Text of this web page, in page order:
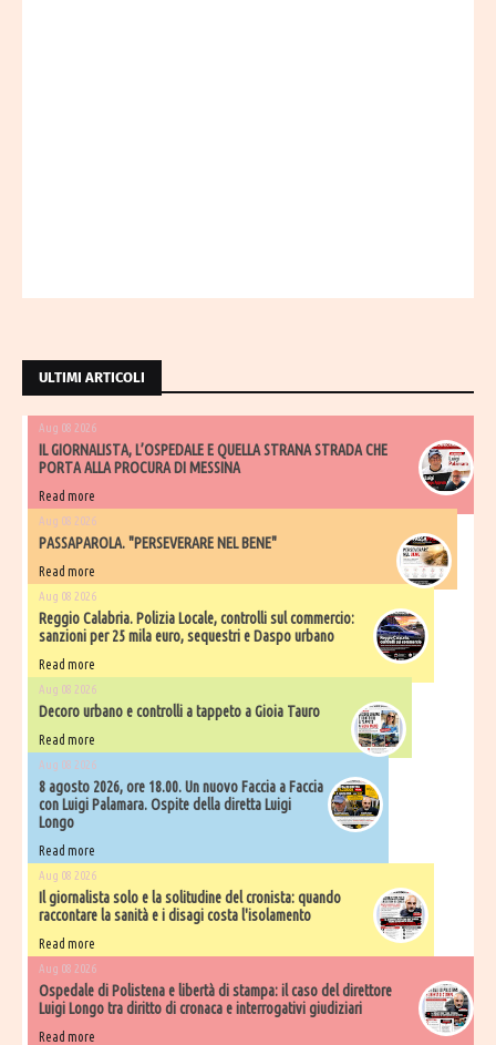
ULTIMI ARTICOLI
Aug 08 2026
IL GIORNALISTA, L’OSPEDALE E QUELLA STRANA STRADA CHE
PORTA ALLA PROCURA DI MESSINA
Read more
Aug 08 2026
PASSAPAROLA. "PERSEVERARE NEL BENE"
Read more
Aug 08 2026
Reggio Calabria. Polizia Locale, controlli sul commercio:
sanzioni per 25 mila euro, sequestri e Daspo urbano
Read more
Aug 08 2026
Decoro urbano e controlli a tappeto a Gioia Tauro
Read more
Aug 08 2026
8 agosto 2026, ore 18.00. Un nuovo Faccia a Faccia
con Luigi Palamara. Ospite della diretta Luigi
Longo
Read more
Aug 08 2026
Il giornalista solo e la solitudine del cronista: quando
raccontare la sanità e i disagi costa l'isolamento
Read more
Aug 08 2026
Ospedale di Polistena e libertà di stampa: il caso del direttore
Luigi Longo tra diritto di cronaca e interrogativi giudiziari
Read more